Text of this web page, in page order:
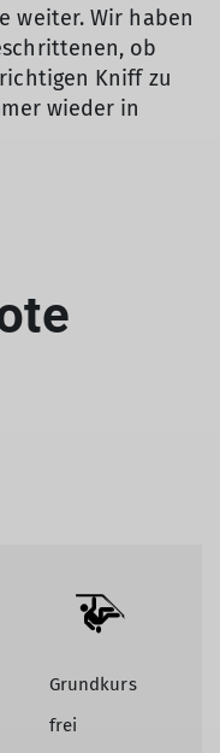
weiter. Wir haben
ob
Kniff zu
wieder in
Grundkurs
frei